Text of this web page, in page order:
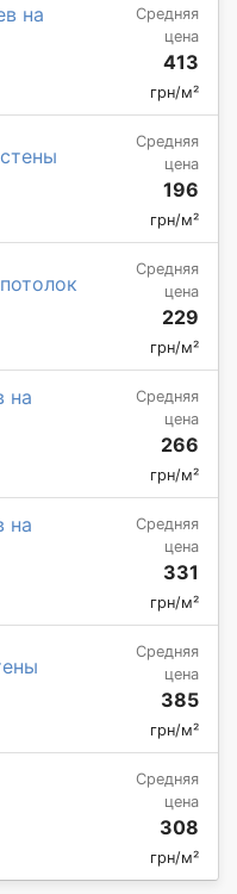
на
Средняя
цена
413
грн/м²
Средняя
цена
196
грн/м²
Средняя
цена
229
грн/м²
на
Средняя
цена
266
грн/м²
на
Средняя
цена
331
грн/м²
Средняя
цена
385
грн/м²
Средняя
цена
308
грн/м²